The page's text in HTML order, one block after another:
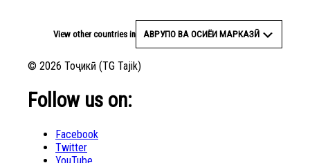
View other countries in АВРУПО ВА ОСИЁИ МАРКАЗӢ
© 2026 Тоҷикӣ (TG Tajik)
Follow us on:
Facebook
Twitter